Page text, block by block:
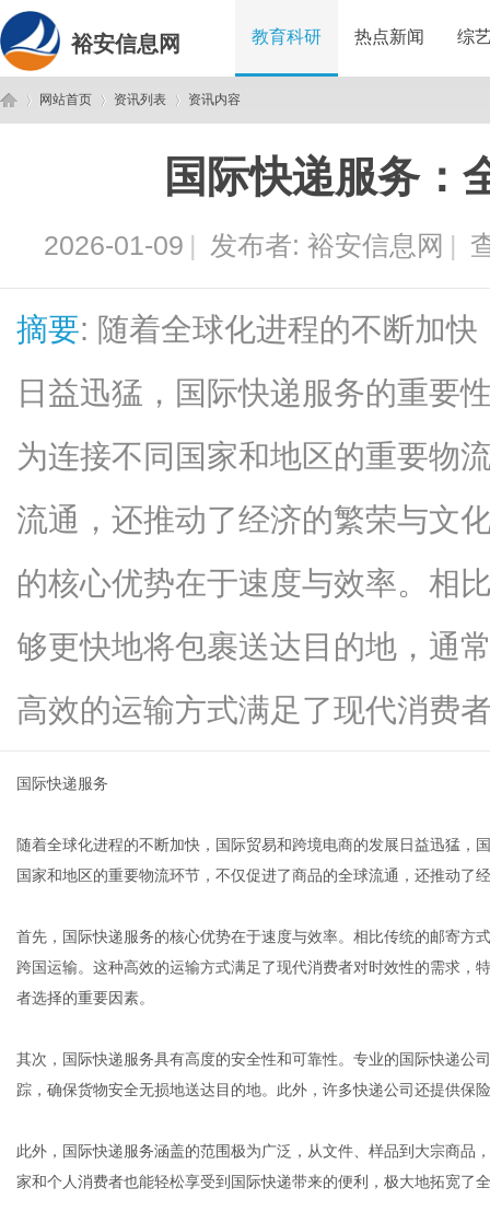
裕安信息网 教育科研 热点新闻 综
网站首页 资讯列表
›
资讯内容
国际快递服务：
2026-01-09 | 发布者: 裕安信息网 |
摘要: 随着全球化进程的不断加
日益迅猛，国际快递服务的重要
为连接不同国家和地区的重要物
流通，还推动了经济的繁荣与文
的核心优势在于速度与效率。相
够更快地将包裹送达目的地，通
高效的运输方式满足了现代消费
国际快递服务
随着全球化进程的不断加快，国际贸易和跨境电商的发展日益迅猛，
国家和地区的重要物流环节，不仅促进了商品的全球流通，还推动了
首先，国际快递服务的核心优势在于速度与效率。相比传统的邮寄方
跨国运输。这种高效的运输方式满足了现代消费者对时效性的需求，
者选择的重要因素。
其次，国际快递服务具有高度的安全性和可靠性。专业的国际快递公
踪，确保货物安全无损地送达目的地。此外，许多快递公司还提供保
此外，国际快递服务涵盖的范围极为广泛，从文件、样品到大宗商品
家和个人消费者也能轻松享受到国际快递带来的便利，极大地拓宽了